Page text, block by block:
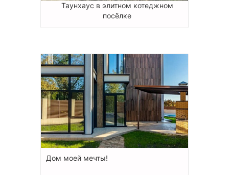
Таунхаус в элитном котеджном
посёлке
Дом моей мечты!